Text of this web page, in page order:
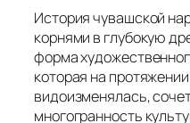
История чувашской
корнями в глубокую
форма
которая на
видоизменялась,
многогранность